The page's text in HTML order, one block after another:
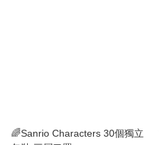
🌈Sanrio Characters 30個獨立